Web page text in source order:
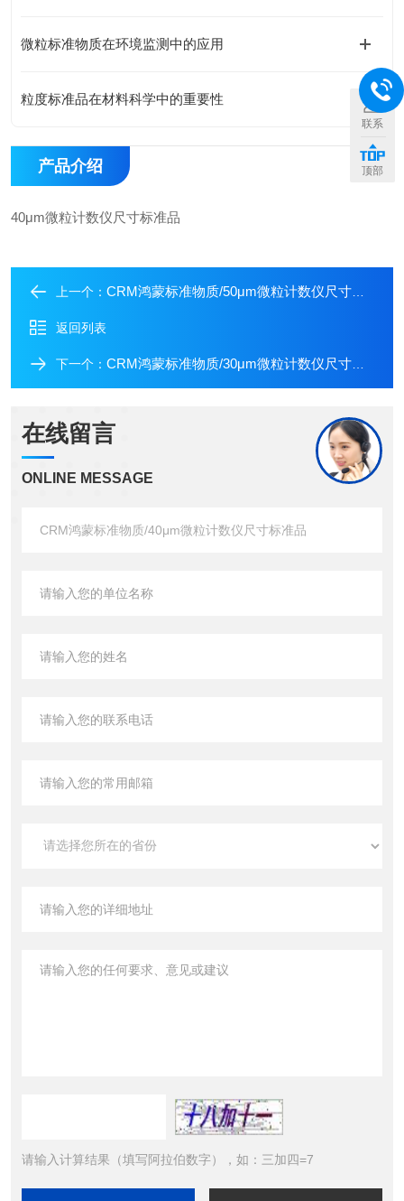
微粒标准物质在环境监测中的应用
粒度标准品在材料科学中的重要性
产品介绍
40μm微粒计数仪尺寸标准品
上一个： CRM鸿蒙标准物质/50μm微粒计数仪尺寸标准品
返回列表
下一个： CRM鸿蒙标准物质/30μm微粒计数仪尺寸标准品
在线留言
ONLINE MESSAGE
请输入计算结果（填写阿拉伯数字），如：三加四=7
联系
顶部